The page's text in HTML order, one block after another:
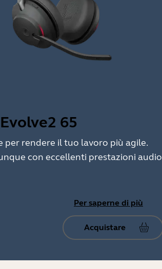
65
per rendere il tuo lavoro più agile.
con eccellenti prestazioni audio
Per saperne di più
Acquistare